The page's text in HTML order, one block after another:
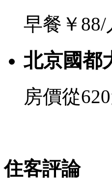
早餐￥88/
北京國都
房價從
住客評論